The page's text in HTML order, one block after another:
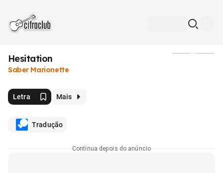
Hesitation
Saber Marionette
Letra Mais
Tradução
Continua depois do anúncio